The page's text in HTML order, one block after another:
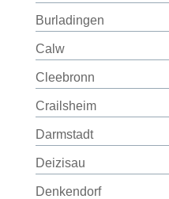
Burladingen
Calw
Cleebronn
Crailsheim
Darmstadt
Deizisau
Denkendorf